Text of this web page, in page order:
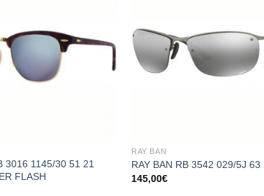
3016 1145/30 51 21
FLASH
RAY BAN
RAY BAN RB 3542 029/5J 63
145,00€